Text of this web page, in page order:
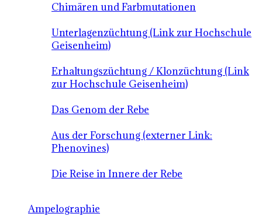
Chimären und Farbmutationen
Unterlagenzüchtung (Link zur Hochschule
Geisenheim)
Erhaltungszüchtung / Klonzüchtung (Link
zur Hochschule Geisenheim)
Das Genom der Rebe
Aus der Forschung (externer Link:
Phenovines)
Die Reise in Innere der Rebe
Ampelographie